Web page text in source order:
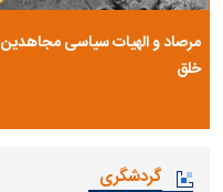
مرصاد و الهیات سیاسی مجاهدین
خلق
گردشگری